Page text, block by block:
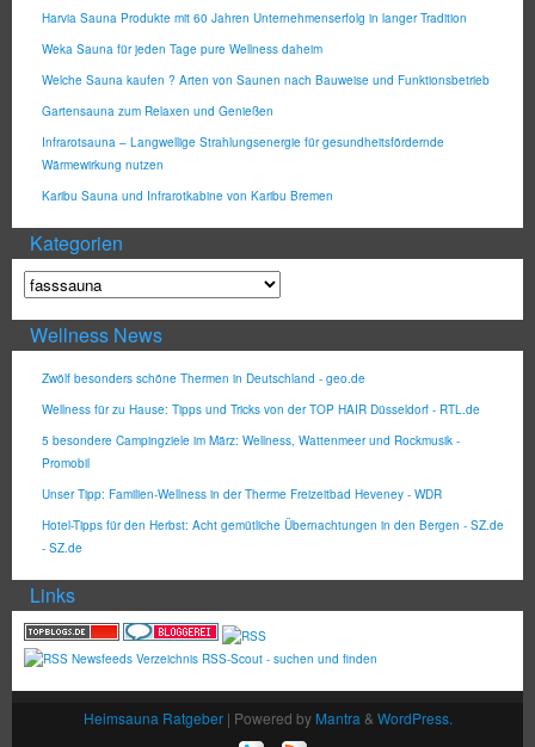
Harvia Sauna Produkte mit 60 Jahren Unternehmenserfolg in langer Tradition
Weka Sauna für jeden Tage pure Wellness daheim
Welche Sauna kaufen ? Arten von Saunen nach Bauweise und Funktionsbetrieb
Gartensauna zum Relaxen und Genießen
Infrarotsauna – Langwellige Strahlungsenergie für gesundheitsfördernde
Wärmewirkung nutzen
Karibu Sauna und Infrarotkabine von Karibu Bremen
Kategorien
Wellness News
Zwölf besonders schöne Thermen in Deutschland - geo.de
Wellness für zu Hause: Tipps und Tricks von der TOP HAIR Düsseldorf - RTL.de
5 besondere Campingziele im März: Wellness, Wattenmeer und Rockmusik -
Promobil
Unser Tipp: Familien-Wellness in der Therme Freizeitbad Heveney - WDR
Hotel-Tipps für den Herbst: Acht gemütliche Übernachtungen in den Bergen - SZ.de
- SZ.de
Links
Heimsauna Ratgeber| Powered by Mantra & WordPress.